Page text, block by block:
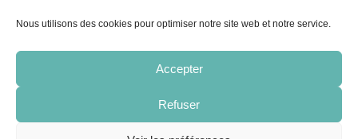
Nous utilisons des cookies pour optimiser notre site web et notre service.
Accepter
RefuserCRÉDITS